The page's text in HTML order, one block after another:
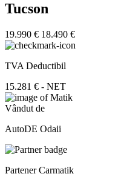
Tucson
19.990 € 18.490 €
TVA Deductibil
15.281 € - NET
Vândut de
AutoDE Odaii
Partener Carmatik